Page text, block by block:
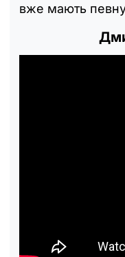
вже мають певну